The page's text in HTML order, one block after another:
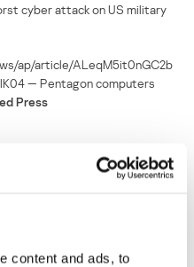
content and ads, to
cyber attack on US military
ap/article/ALeqM5it0nGC2b
— Pentagon computers
Press
el peor ataque
el Pentágono